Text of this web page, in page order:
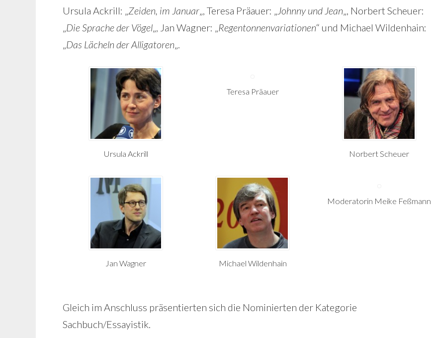
Ursula Ackrill: „Zeiden, im Januar„, Teresa Präauer: „Johnny und Jean„, Norbert Scheuer:
„Die Sprache der Vögel„, Jan Wagner: „Regentonnenvariationen“ und Michael Wildenhain:
„Das Lächeln der Alligatoren„.
Ursula Ackrill
Teresa Präauer
Norbert Scheuer
Jan Wagner Michael Wildenhain
Moderatorin Meike Feßmann
Gleich im Anschluss präsentierten sich die Nominierten der Kategorie
Sachbuch/Essayistik.